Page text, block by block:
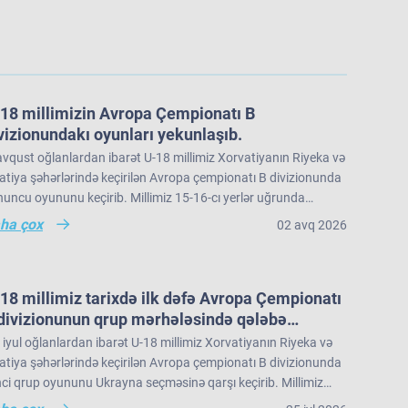
millimizin Avropa Çempionatı B
oyunları yekunlaşıb.
oğlanlardan ibarət U-18 millimiz Xorvatiyanın Riyeka və
şəhərlərində keçirilən Avropa çempionatı B divizionunda
oyununu keçirib. Millimiz 15-16-cı yerlər uğrunda
İslandiya seçməsinə 73:91 hesabı ilə məğlub olub və
çempionatı B divizionunu 22 komanda arasında 16-cı
çox 02 avq 2026
millimiz tarixdə ilk dəfə Avropa Çempionatı
qrup mərhələsində qələbə
iyul oğlanlardan ibarət U-18 millimiz Xorvatiyanın Riyeka və
şəhərlərində keçirilən Avropa çempionatı B divizionunda
qrup oyununu Ukrayna seçməsinə qarşı keçirib. Millimiz
ilk hissəsində rəqibə məğlub olsa da, ikinci hissədə